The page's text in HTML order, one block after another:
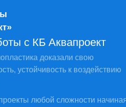
с КБ Аквапроект
доказали свою
устойчивость к воздействию
любой сложности